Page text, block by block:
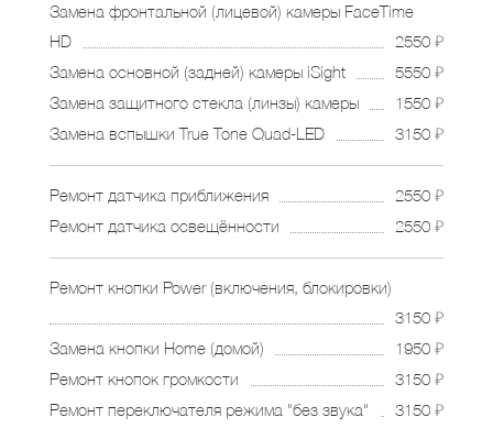
Замена фронтальной (лицевой) камеры FaceTime
HD
2550 ₽
Замена основной (задней) камеры iSight
5550 ₽
Замена защитного стекла (линзы) камеры
1550 ₽
Замена вспышки True Tone Quad-LED
3150 ₽
Ремонт датчика приближения
2550 ₽
Ремонт датчика освещённости
2550 ₽
Ремонт кнопки Power (включения, блокировки)
3150 ₽
Замена кнопки Home (домой)
1950 ₽
Ремонт кнопок громкости
3150 ₽
Ремонт переключателя режима "без звука"
3150 ₽